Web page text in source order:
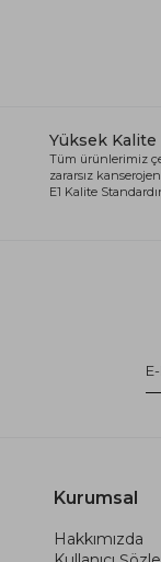
Yüksek Kalite
Tüm ürünlerimiz
zararsız
E1 Kalite
Kurumsal
Hakkımızda